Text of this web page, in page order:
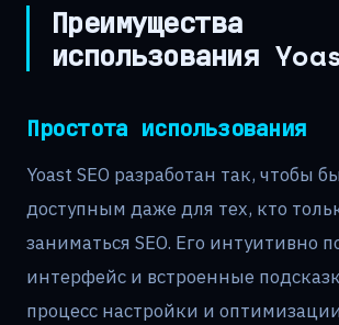
Преимущества
использования
Простота использования
Yoast SEO разработан так, чтобы
доступным даже для тех, кто
заниматься SEO. Его интуитивно
интерфейс и встроенные
процесс настройки и